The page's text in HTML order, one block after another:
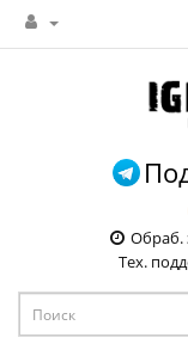
Обраб.
Тех.